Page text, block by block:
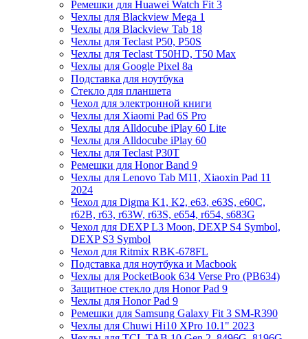
Ремешки для Huawei Watch Fit 3
Чехлы для Blackview Mega 1
Чехлы для Blackview Tab 18
Чехлы для Teclast P50, P50S
Чехлы для Teclast T50HD, T50 Max
Чехлы для Google Pixel 8a
Подставка для ноутбука
Стекло для планшета
Чехол для электронной книги
Чехлы для Xiaomi Pad 6S Pro
Чехлы для Alldocube iPlay 60 Lite
Чехлы для Alldocube iPlay 60
Чехлы для Teclast P30T
Ремешки для Honor Band 9
Чехлы для Lenovo Tab M11, Xiaoxin Pad 11
2024
Чехол для Digma K1, K2, e63, e63S, e60C,
r62B, r63, r63W, r63S, e654, r654, s683G
Чехол для DEXP L3 Moon, DEXP S4 Symbol,
DEXP S3 Symbol
Чехол для Ritmix RBK-678FL
Подставка для ноутбука и Macbook
Чехлы для PocketBook 634 Verse Pro (PB634)
Защитное стекло для Honor Pad 9
Чехлы для Honor Pad 9
Ремешки для Samsung Galaxy Fit 3 SM-R390
Чехлы для Chuwi Hi10 XPro 10.1" 2023